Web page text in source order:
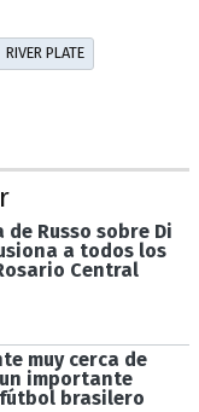
RIVER PLATE
de Russo sobre Di
a todos los
Central
muy cerca de
importante
brasilero